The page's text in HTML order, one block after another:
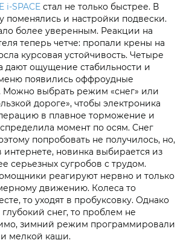
i‑SPACE стал не только быстрее. В
поменялись и настройки подвески.
более уверенным. Реакции на
теперь четче: пропали крены на
курсовая устойчивость. Четыре
дают ощущение стабильности и
появились оффроудные
Можно выбрать режим «снег» или
дороге», чтобы электроника
в плавное торможение и
момент по осям. Снег
попробовать не получилось, но,
интернете, новинка выбирается из
серьезных сугробов с трудом.
реагируют нервно и только
движению. Колеса то
то уходят в пробуксовку. Однако
снег, то проблем не
зимний режим программировали
мелкой каши.